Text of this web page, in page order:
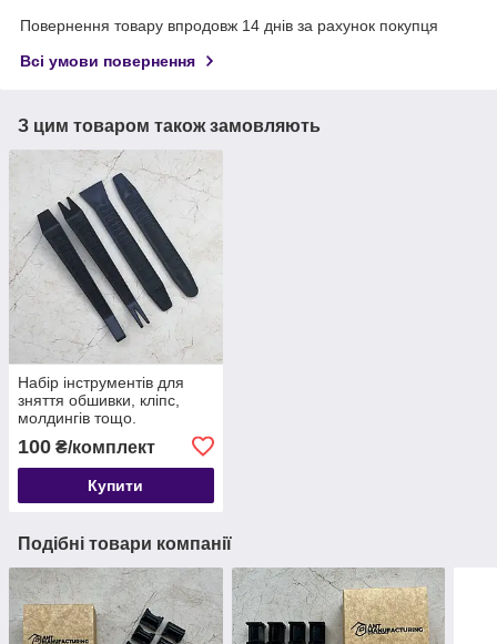
Повернення товару впродовж 14 днів за рахунок покупця
Всі умови повернення
З цим товаром також замовляють
Набір інструментів для
зняття обшивки, кліпс,
молдингів тощо.
автомобіля з антиковзною
поверхнею, 4 шт
100 ₴/комплект
Купити
Подібні товари компанії